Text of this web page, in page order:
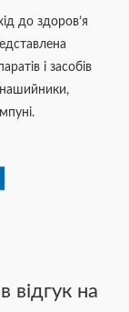
до здоров’я
і засобів
нашийники,
відгук на